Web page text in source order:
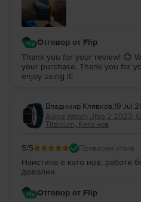
Отговор от Flip
Thank you for your review! 😊
your purchase. Thank you for
enjoy using it!
Владимир Клявков,19 Jul
Apple Watch Ultra 2 2023,
Titanium, Като нов
5/5 Проверен отзив
Наистина е като нов, работи
доволни.
Отговор от Flip